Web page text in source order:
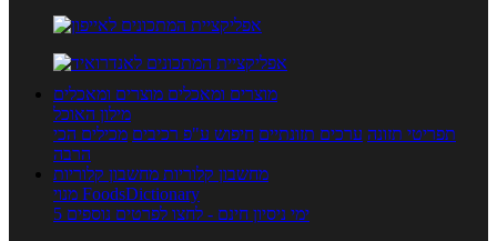
מוצרים ומאכלים מוצרים ומאכלים
מילון האוכל
תפריטי תזונה ערכים תזונתיים חיפוש ע"פ רכיבים מכילים הכי
הרבה
מחשבון קלוריות מחשבון קלוריות
מנוי FoodsDictionary
5 ימי ניסיון חינם - לחצו לפרטים נוספים